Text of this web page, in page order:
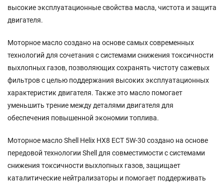
высокие эксплуатационные свойства масла, чистота и защита
двигателя.
Моторное масло создано на основе самых современных
технологий для сочетания с системами снижения токсичности
выхлопных газов, позволяющих сохранять чистоту сажевых
фильтров с целью поддержания высоких эксплуатационных
характеристик двигателя. Также это масло помогает
уменьшить трение между деталями двигателя для
обеспечения повышенной экономии топлива.
Моторное масло Shell Helix HX8 ECT 5W-30 создано на основе
передовой технологии Shell для совместимости с системами
снижения токсичности выхлопных газов, защищает
каталитические нейтрализаторы и помогает поддерживать